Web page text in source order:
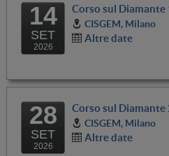
14
SET
2026
Corso sul Diamante
CISGEM, Milano
Altre date
28
SET
2026
Corso sul Diamante
CISGEM, Milano
Altre date